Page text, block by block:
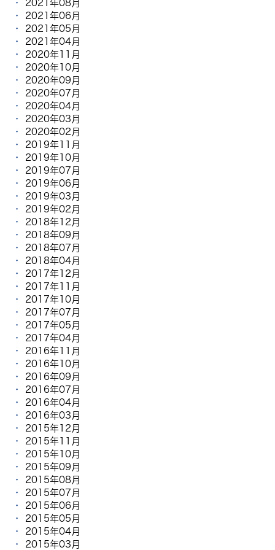
2021年08月
2021年06月
2021年05月
2021年04月
2020年11月
2020年10月
2020年09月
2020年07月
2020年04月
2020年03月
2020年02月
2019年11月
2019年10月
2019年07月
2019年06月
2019年03月
2019年02月
2018年12月
2018年09月
2018年07月
2018年04月
2017年12月
2017年11月
2017年10月
2017年07月
2017年05月
2017年04月
2016年11月
2016年10月
2016年09月
2016年07月
2016年04月
2016年03月
2015年12月
2015年11月
2015年10月
2015年09月
2015年08月
2015年07月
2015年06月
2015年05月
2015年04月
2015年03月